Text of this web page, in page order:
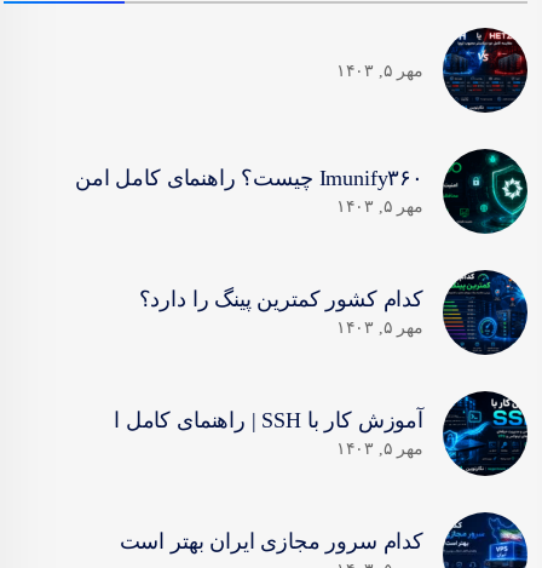
مهر ۵, ۱۴۰۳
Imunify۳۶۰ چیست؟ راهنمای کامل امن
مهر ۵, ۱۴۰۳
کدام کشور کمترین پینگ را دارد؟
مهر ۵, ۱۴۰۳
آموزش کار با SSH | راهنمای کامل ا
مهر ۵, ۱۴۰۳
کدام سرور مجازی ایران بهتر است